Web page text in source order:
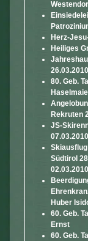
Herz-
Heiliges
26.03.2010
80. Geb.
Rekruten
JS-
07.03.2010
Südtirol
02.03.2010
Huber
60. Geb.
Ernst
60. Geb.